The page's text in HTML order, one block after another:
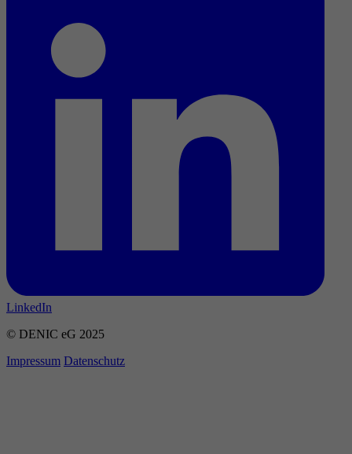
LinkedIn
© DENIC eG 2025
Impressum Datenschutz